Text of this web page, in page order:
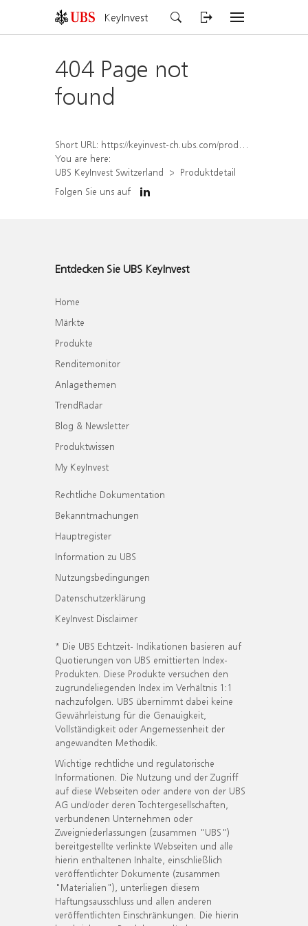
KeyInvest
404 Page not
found
Short URL: https://keyinvest-ch.ubs.com/produkt/detail/index/isin/CH1579755989
You are here:
UBS KeyInvest Switzerland
Produktdetail
Folgen Sie uns auf
Entdecken Sie UBS KeyInvest
Home
Märkte
Produkte
Renditemonitor
Anlagethemen
TrendRadar
Blog & Newsletter
Produktwissen
My KeyInvest
Rechtliche Dokumentation
Bekanntmachungen
Hauptregister
Information zu UBS
Nutzungsbedingungen
Datenschutzerklärung
KeyInvest Disclaimer
* Die UBS Echtzeit- Indikationen basieren auf
Quotierungen von UBS emittierten Index-
Produkten. Diese Produkte versuchen den
zugrundeliegenden Index im Verhältnis 1:1
nachzufolgen. UBS übernimmt dabei keine
Gewährleistung für die Genauigkeit,
Vollständigkeit oder Angemessenheit der
angewandten Methodik.
Wichtige rechtliche und regulatorische
Informationen. Die Nutzung und der Zugriff
auf diese Webseiten oder andere von der UBS
AG und/oder deren Tochtergesellschaften,
verbundenen Unternehmen oder
Zweigniederlassungen (zusammen "UBS")
bereitgestellte verlinkte Webseiten und alle
hierin enthaltenen Inhalte, einschließlich
veröffentlichter Dokumente (zusammen
"Materialien"), unterliegen diesem
Haftungsausschluss und allen anderen
veröffentlichten Einschränkungen. Die hierin